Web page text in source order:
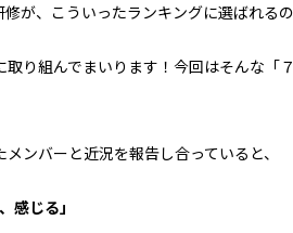
が、 こういったランキングに選ばれる
取り組んでまいります！ 今回はそんな 「
メンバーと近況を報告し合っていると、
感じる」